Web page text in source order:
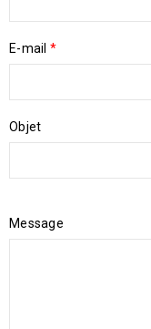
E-mail *
Objet
Message